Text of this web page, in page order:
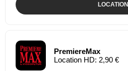
LOCATION
PremiereMax
Location HD: 2,90 €